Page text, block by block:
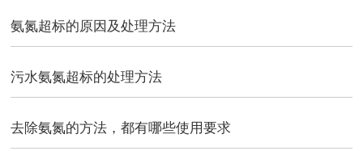
氨氮超标的原因及处理方法
污水氨氮超标的处理方法
去除氨氮的方法，都有哪些使用要求